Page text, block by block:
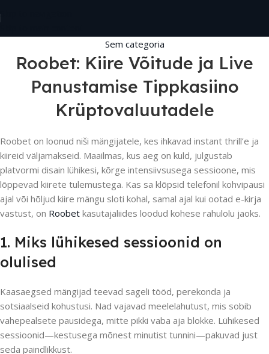
Sem categoria
Roobet: Kiire Võitude ja Live
Panustamise Tippkasiino
Krüptovaluutadele
Roobet on loonud niši mängijatele, kes ihkavad instant thrill’e ja
kiireid väljamakseid. Maailmas, kus aeg on kuld, julgustab
platvormi disain lühikesi, kõrge intensiivsusega sessioone, mis
lõppevad kiirete tulemustega. Kas sa klõpsid telefonil kohvipausi
ajal või hõljud kiire mängu sloti kohal, samal ajal kui ootad e-kirja
vastust, on Roobet kasutajaliides loodud kohese rahulolu jaoks.
1. Miks lühikesed sessioonid on
olulised
Kaasaegsed mängijad teevad sageli tööd, perekonda ja
sotsiaalseid kohustusi. Nad vajavad meelelahutust, mis sobib
vahepealsete pausidega, mitte pikki vaba aja blokke. Lühikesed
sessioonid—kestusega mõnest minutist tunnini—pakuvad just
seda paindlikkust.